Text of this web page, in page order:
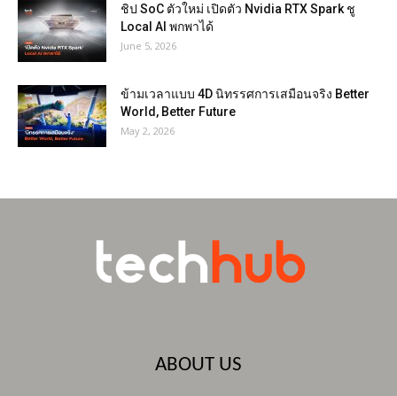
ชิป SoC ตัวใหม่ เปิดตัว Nvidia RTX Spark ชู
Local AI พกพาได้
June 5, 2026
ข้ามเวลาแบบ 4D นิทรรศการเสมือนจริง Better
World, Better Future
May 2, 2026
ABOUT US